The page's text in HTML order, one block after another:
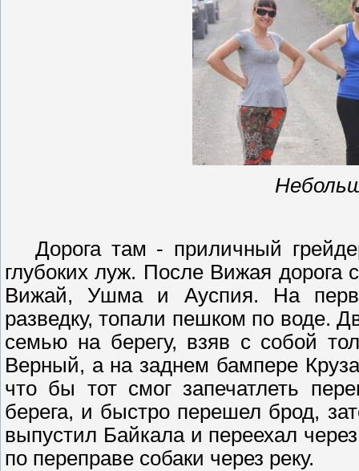
Дорога там - приличный
глубоких луж. После Вижая дорога
Вижай, Ушмаи Ауспия. На
разведку, топали пешком по воде.
семью на берегу, взяв с собой
Верный, а на заднем бампере
что бы тот смог запечатлеть
берега, и быстро перешел брод,
выпустил Байкала и переехал
по переправе собаки через реку.